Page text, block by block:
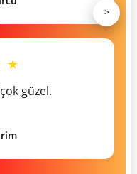
★
güzel.
>